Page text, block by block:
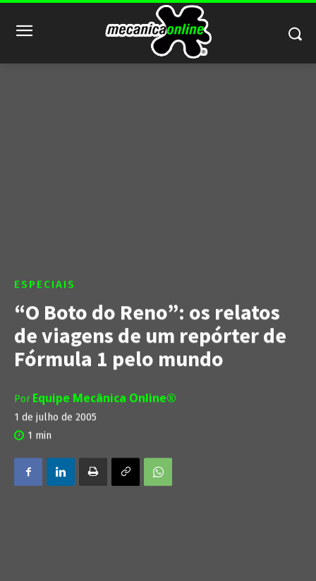
ESPECIAIS
“O Boto do Reno”: os relatos
de viagens de um repórter de
Fórmula 1 pelo mundo
Por Equipe Mecânica Online®
1 de julho de 2005
1 min